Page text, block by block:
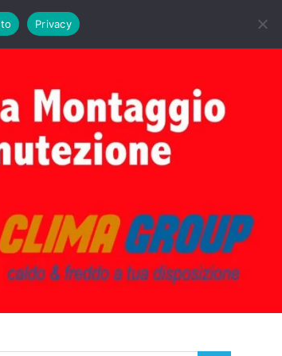
PRIMA ACCENSIONE CALDAIE BIASI
Privacy